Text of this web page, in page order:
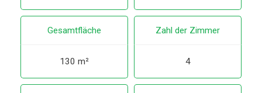
Gesamtfläche
130 m²
Zahl der Zimmer
4